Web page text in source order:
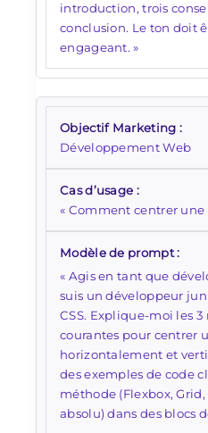
introduction, trois
conclusion. Le ton doit
engageant. »
Développement Web
« Comment centrer une
« Agis en tant que
suis un développeur
CSS. Explique-moi les
courantes pour centrer
horizontalement et
des exemples de code
méthode (Flexbox,
absolu) dans des blocs